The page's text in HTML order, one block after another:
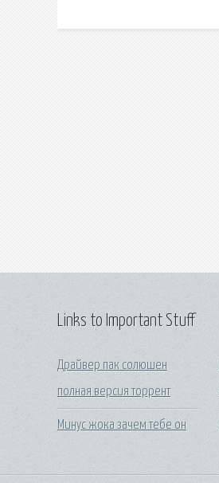
Links to Important Stuff
Драйвер пак солюшен
полная версия торрент
Минус жока зачем тебе он